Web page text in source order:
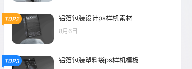
TOP2 铝箔包装设计ps样机素材
8月6日
TOP3 铝箔包装塑料袋ps样机模板